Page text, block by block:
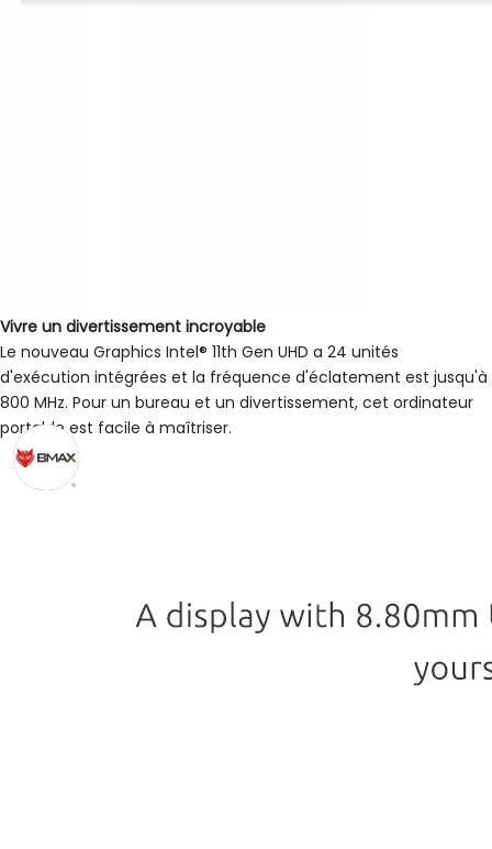
Vivre un divertissement incroyable
Le nouveau Graphics Intel® 11th Gen UHD a 24 unités
d'exécution intégrées et la fréquence d'éclatement est jusqu'à
800 MHz. Pour un bureau et un divertissement, cet ordinateur
portable est facile à maîtriser.